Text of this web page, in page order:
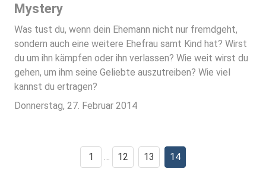
Mystery
Was tust du, wenn dein Ehemann nicht nur fremdgeht,
sondern auch eine weitere Ehefrau samt Kind hat? Wirst
du um ihn kämpfen oder ihn verlassen? Wie weit wirst du
gehen, um ihm seine Geliebte auszutreiben? Wie viel
kannst du ertragen?
Donnerstag, 27. Februar 2014
1 12 13 14